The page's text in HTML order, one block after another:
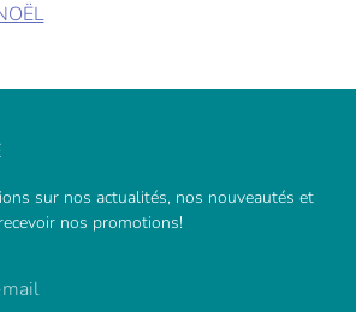
sur nos actualités, nos nouveautés et
nos promotions!
mail